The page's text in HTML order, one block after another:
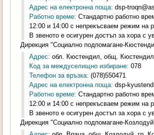
Адрес на електронна поща: dsp-
Работно време: Стандартно работно
12:00 и 14:00 с непрекъсваем режим на
В звеното е осигурен достъп за хора с
Дирекция "Социално подпомагане-
Адрес: обл. Кюстендил, общ.
Код за междуселищно избиране: 078
Телефон за връзка: (078)550471
Адрес на електронна поща: dsp-
Работно време: Стандартно работно
12:00 и 14:00 с непрекъсваем режим на
В звеното е осигурен достъп за хора с
Дирекция "Социално подпомагане-